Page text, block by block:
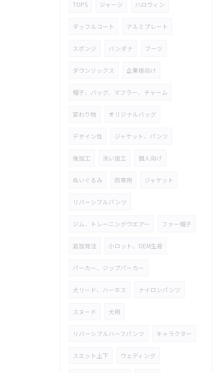
TOPS ジャージ ハロウィン
ダッフルコート アルミプレート
スポンジ バンダナ ブーツ
ダウンソックス 企業様向け
帽子、バッグ、マフラー、チャーム
変わり物 オリジナルバッグ
デザイン性 ジャケット、パンツ
後加工 洗い加工 個人向け
ぬいぐるみ 防寒用 ジャケット
リバーシブルパンツ
ジム、トレーニングウエアー ファー帽子
追加発注 小ロット、OEM生産
パーカー、ジップパーカー
犬リード、ハーネス ナイロンパンツ
スヌード 犬用
リバーシブルハーフパンツ キャラクター
スエット上下 ウェディング